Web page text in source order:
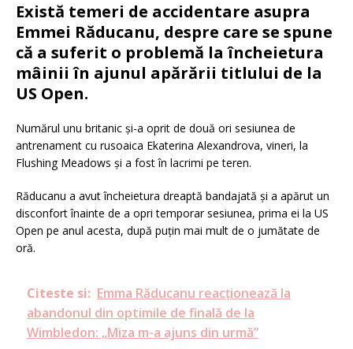
Există temeri de accidentare asupra
Emmei Răducanu, despre care se spune
că a suferit o problemă la încheietura
mâinii în ajunul apărării titlului de la
US Open.
Numărul unu britanic și-a oprit de două ori sesiunea de
antrenament cu rusoaica Ekaterina Alexandrova, vineri, la
Flushing Meadows și a fost în lacrimi pe teren.
Răducanu a avut încheietura dreaptă bandajată și a apărut un
disconfort înainte de a opri temporar sesiunea, prima ei la US
Open pe anul acesta, după puțin mai mult de o jumătate de
oră.
Citeste si: Emma Răducanu reacționează la
abandonul din optimile de finală de la
Wimbledon: „Miza m-a ajuns din urmă”